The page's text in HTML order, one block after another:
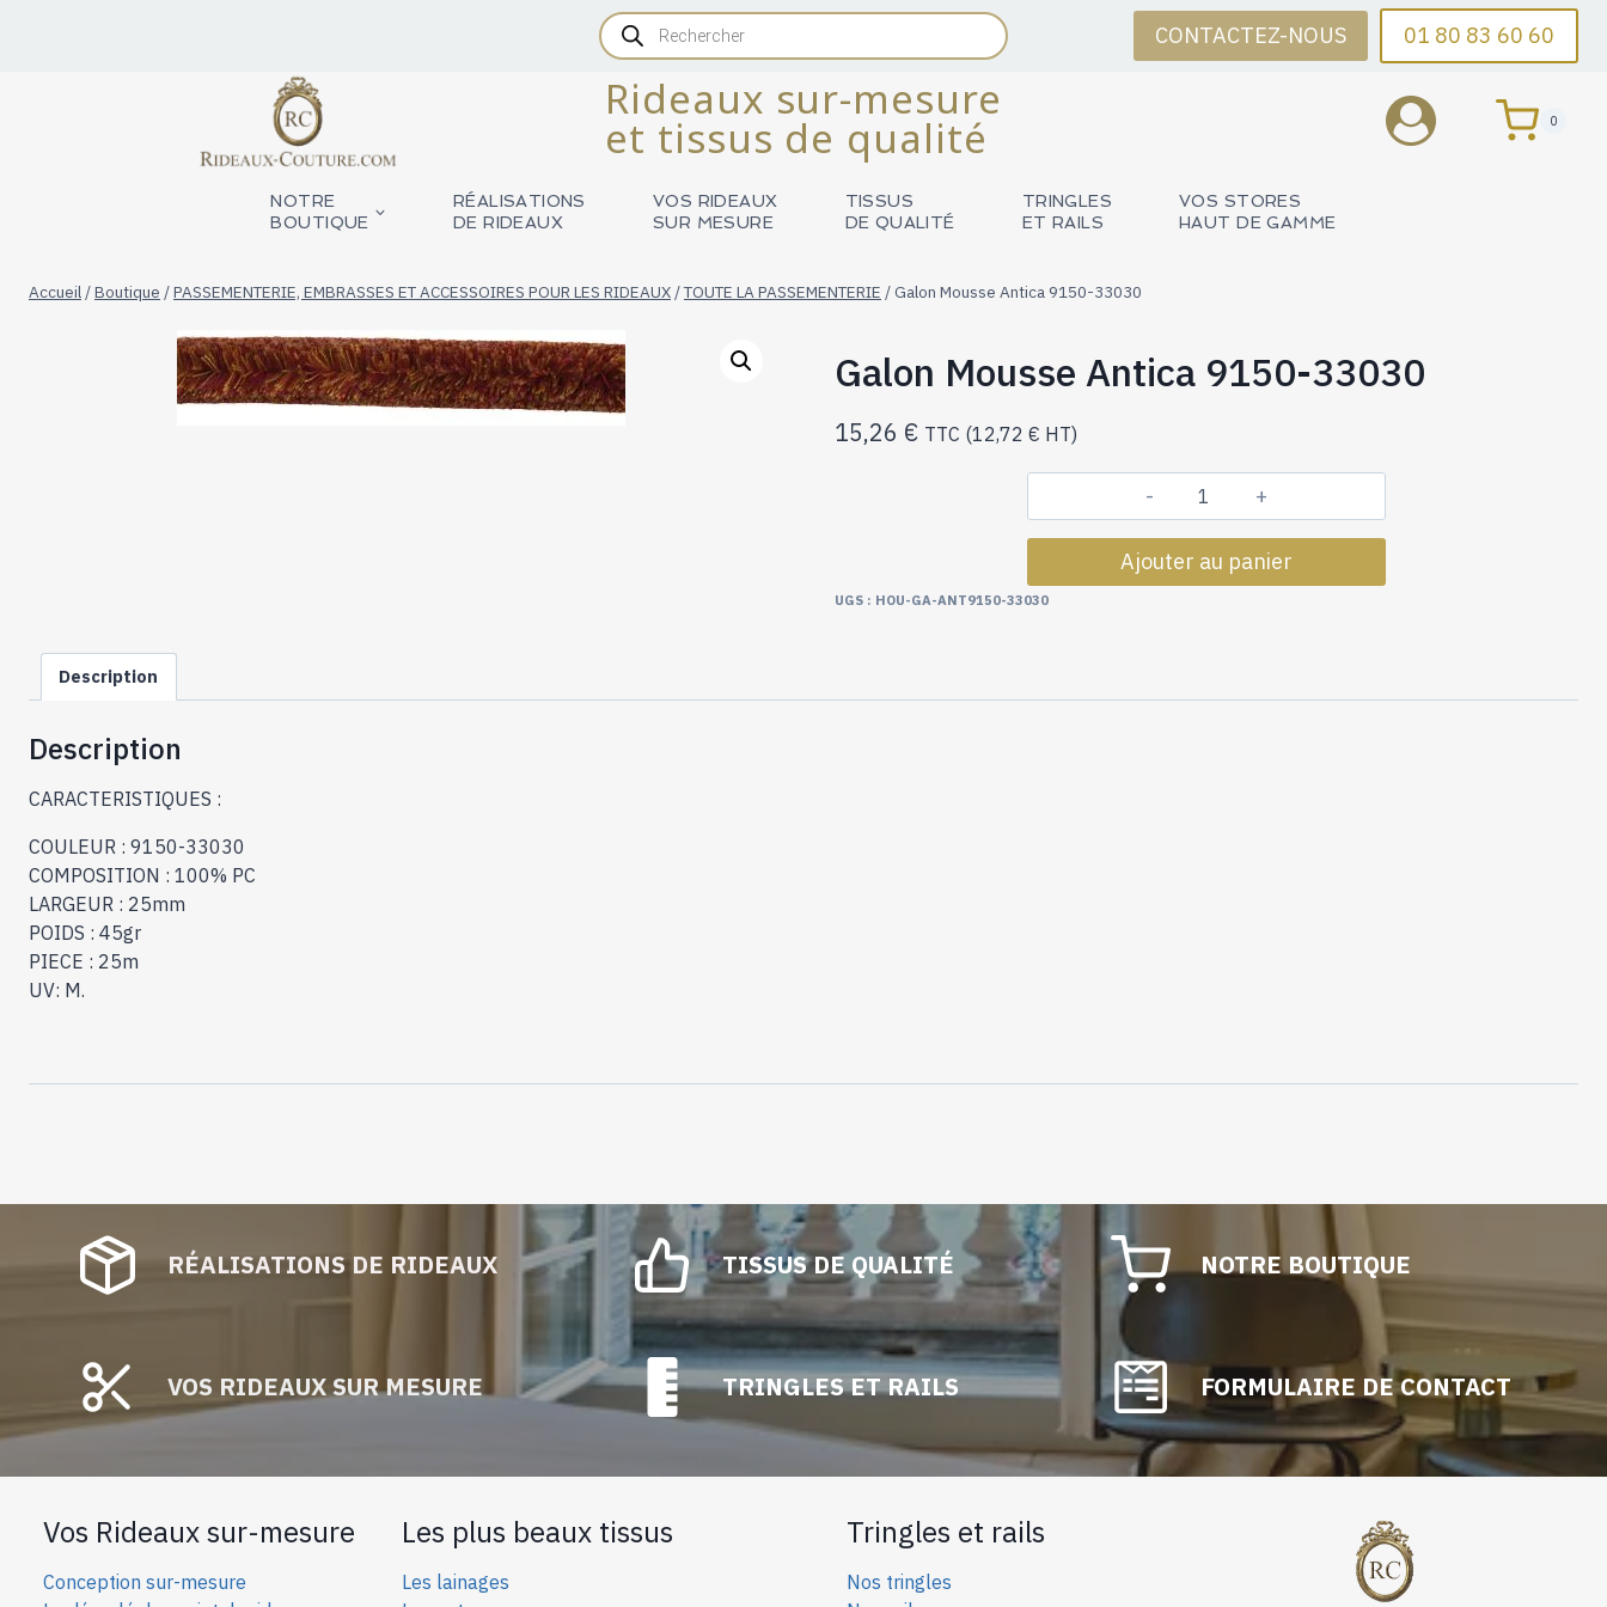
Recherche
de
produits
CONTACTEZ-NOUS 01 80 83 60 60
Rideaux sur-mesure
et tissus de qualité
0
NOTRE
BOUTIQUE
RÉALISATIONS
DE RIDEAUX
VOS RIDEAUX
SUR MESURE
TISSUS
DE QUALITÉ
TRINGLES
ET RAILS
VOS STORES
HAUT DE GAMME
Accueil /Boutique /PASSEMENTERIE, EMBRASSES ET ACCESSOIRES POUR LES RIDEAUX /TOUTE LA PASSEMENTERIE /Galon Mousse Antica 9150-33030
Galon Mousse Antica 9150-33030
15,26 € TTC (12,72 € HT)
quantité
de
Galon
Ajouter au panier
UGS : HOU-GA-ANT9150-33030
Description
Description
CARACTERISTIQUES :
COULEUR : 9150-33030
COMPOSITION : 100% PC
LARGEUR : 25mm
POIDS : 45gr
PIECE : 25m
UV: M.
RÉALISATIONS DE RIDEAUX
VOS RIDEAUX SUR MESURE
TISSUS DE QUALITÉ
TRINGLES ET RAILS
NOTRE BOUTIQUE
FORMULAIRE DE CONTACT
Vos Rideaux sur-mesure
Conception sur-mesure
Les plus beaux tissus
Les lainages
Tringles et rails
Nos tringles